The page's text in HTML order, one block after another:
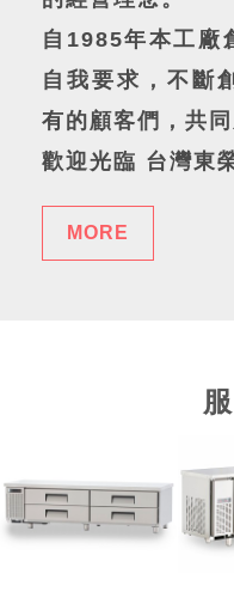
自1985年本工廠
自我要求，不斷
有的顧客們，共同
歡迎光臨 台灣東
MORE